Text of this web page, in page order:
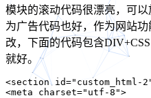
模块的滚动代码很漂亮，可以
为广告代码也好，作为网站
改，下面的代码包含
就好。
<section id="custom_html-
<meta charset="utf-8">